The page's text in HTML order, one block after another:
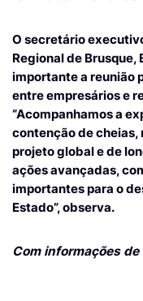
O secretário
Regional de Brusque,
importante a reunião
entre empresários e
“Acompanhamos a
contenção de cheias,
projeto global e de
ações avançadas,
importantes para o
Estado”, observa.
Com informações